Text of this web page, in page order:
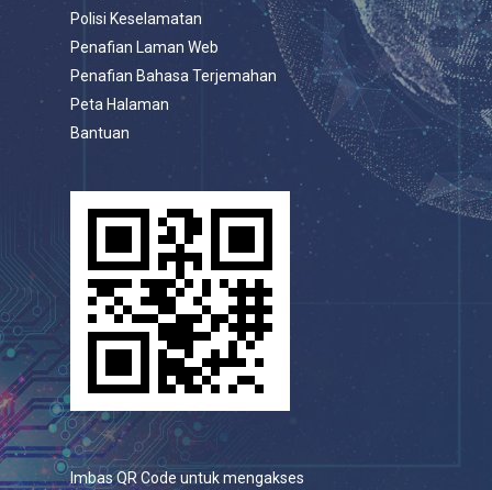
Polisi Keselamatan
Penafian Laman Web
Penafian Bahasa Terjemahan
Peta Halaman
Bantuan
Imbas QR Code untuk mengakses